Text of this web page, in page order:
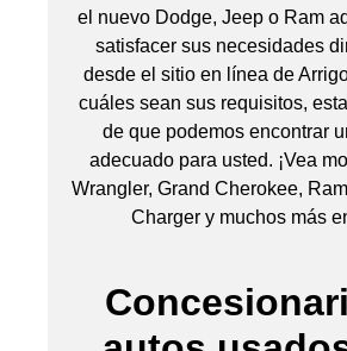
el nuevo Dodge, Jeep o Ram
satisfacer sus necesidades
desde el sitio en línea de
cuáles sean sus requisitos,
de que podemos encontrar
adecuado para usted. ¡Vea
Wrangler, Grand Cherokee,
Charger y muchos más